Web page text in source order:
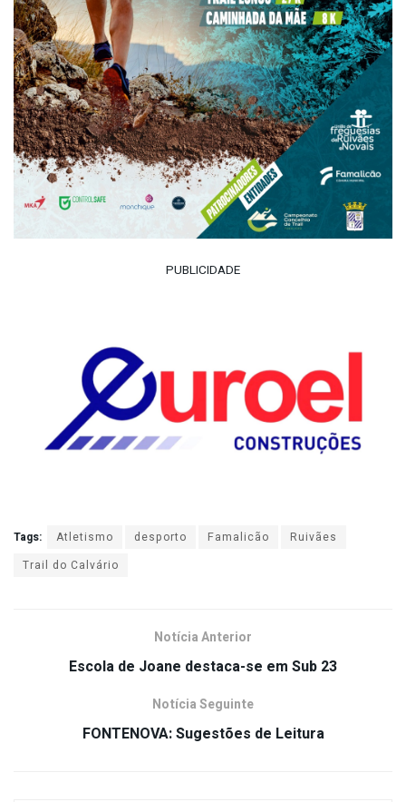
PUBLICIDADE
Tags: Atletismo desporto Famalicão
Ruivães
Trail do Calvário
Notícia Anterior
Escola de Joane destaca-se em Sub 23
Notícia Seguinte
FONTENOVA: Sugestões de Leitura